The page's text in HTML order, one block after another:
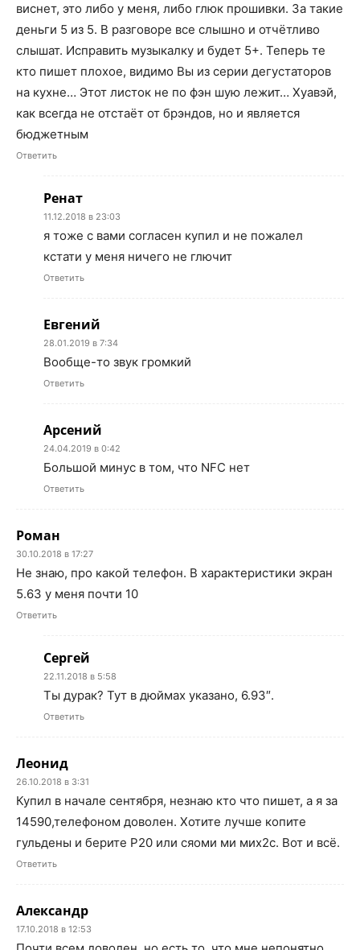
виснет, это либо у меня, либо глюк прошивки. За такие
деньги 5 из 5. В разговоре все слышно и отчётливо
слышат. Исправить музыкалку и будет 5+. Теперь те
кто пишет плохое, видимо Вы из серии дегустаторов
на кухне… Этот листок не по фэн шую лежит… Хуавэй,
как всегда не отстаёт от брэндов, но и является
бюджетным
Ответить
Ренат
11.12.2018 в 23:03
я тоже с вами согласен купил и не пожалел
кстати у меня ничего не глючит
Ответить
Евгений
28.01.2019 в 7:34
Вообще-то звук громкий
Ответить
Арсений
24.04.2019 в 0:42
Большой минус в том, что NFC нет
Ответить
Роман
30.10.2018 в 17:27
Не знаю, про какой телефон. В характеристики экран
5.63 у меня почти 10
Ответить
Сергей
22.11.2018 в 5:58
Ты дурак? Тут в дюймах указано, 6.93″.
Ответить
Леонид
26.10.2018 в 3:31
Купил в начале сентября, незнаю кто что пишет, а я за
14590,телефоном доволен. Хотите лучше копите
гульдены и берите Р20 или сяоми ми мих2с. Вот и всё.
Ответить
Александр
17.10.2018 в 12:53